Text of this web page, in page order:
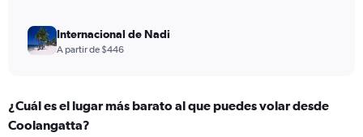
Internacional de Nadi
A partir de $446
¿Cuál es el lugar más barato al que puedes volar desde
Coolangatta?